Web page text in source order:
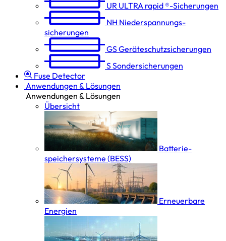
UR ULTRA rapid ®-Sicherungen
NH Niederspannungs­
sicherungen
GSGeräteschutz­sicherungen
SSondersicherungen
Fuse Detector
Anwendungen & Lösungen
Anwendungen & Lösungen
Übersicht
Batterie­
speicher­systeme (BESS)
Erneuerbare
Energien